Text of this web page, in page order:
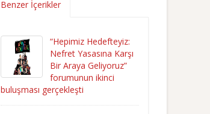
Benzer İçerikler
“Hepimiz Hedefteyiz:
Nefret Yasasına Karşı
Bir Araya Geliyoruz”
forumunun ikinci
buluşması gerçekleşti